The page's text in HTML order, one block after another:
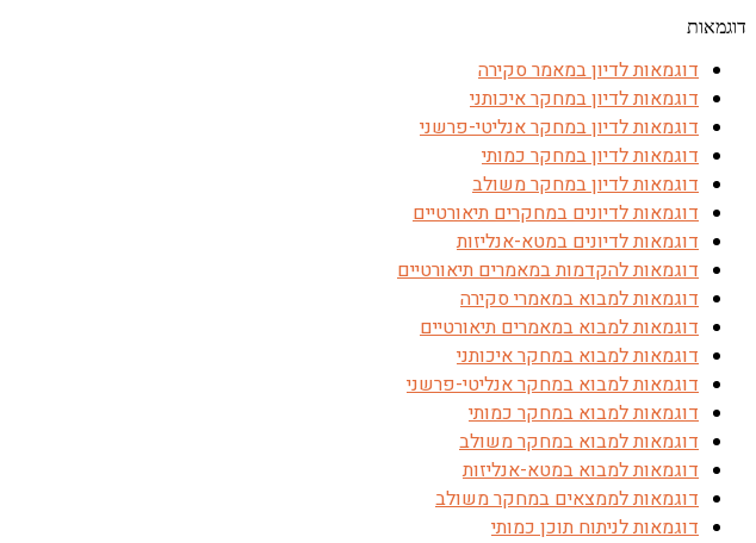
דוגמאות
דוגמאות לדיון במאמר סקירה
דוגמאות לדיון במחקר איכותני
דוגמאות לדיון במחקר אנליטי-פרשני
דוגמאות לדיון במחקר כמותי
דוגמאות לדיון במחקר משולב
דוגמאות לדיונים במחקרים תיאורטיים
דוגמאות לדיונים במטא-אנליזות
דוגמאות להקדמות במאמרים תיאורטיים
דוגמאות למבוא במאמרי סקירה
דוגמאות למבוא במאמרים תיאורטיים
דוגמאות למבוא במחקר איכותני
דוגמאות למבוא במחקר אנליטי-פרשני
דוגמאות למבוא במחקר כמותי
דוגמאות למבוא במחקר משולב
דוגמאות למבוא במטא-אנליזות
דוגמאות לממצאים במחקר משולב
דוגמאות לניתוח תוכן כמותי